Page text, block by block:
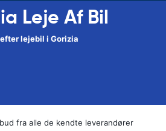
Leje Af Bil
lejebil i Gorizia
fra alle de kendte leverandører